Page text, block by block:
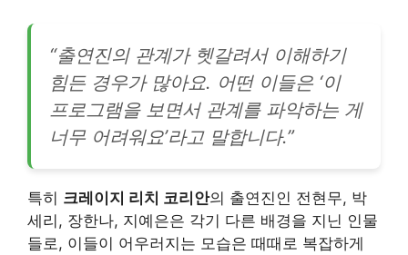
“출연진의 관계가 헷갈려서 이해하기
힘든 경우가 많아요. 어떤 이들은 ‘이
프로그램을 보면서 관계를 파악하는 게
너무 어려워요’라고 말합니다.”
특히 크레이지 리치 코리안의 출연진인 전현무, 박
세리, 장한나, 지예은은 각기 다른 배경을 지닌 인물
들로, 이들이 어우러지는 모습은 때때로 복잡하게